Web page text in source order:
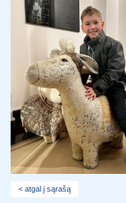
< atgal į sąrašą